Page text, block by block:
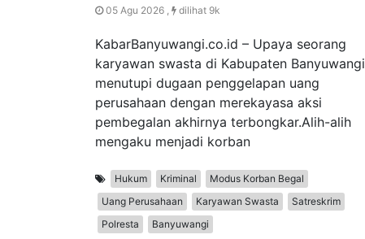
05 Agu 2026 , dilihat 9k
KabarBanyuwangi.co.id – Upaya seorang
karyawan swasta di Kabupaten Banyuwangi
menutupi dugaan penggelapan uang
perusahaan dengan merekayasa aksi
pembegalan akhirnya terbongkar.Alih-alih
mengaku menjadi korban
Hukum Kriminal
Modus Korban Begal
Uang Perusahaan
Karyawan Swasta
Satreskrim
Polresta
Banyuwangi